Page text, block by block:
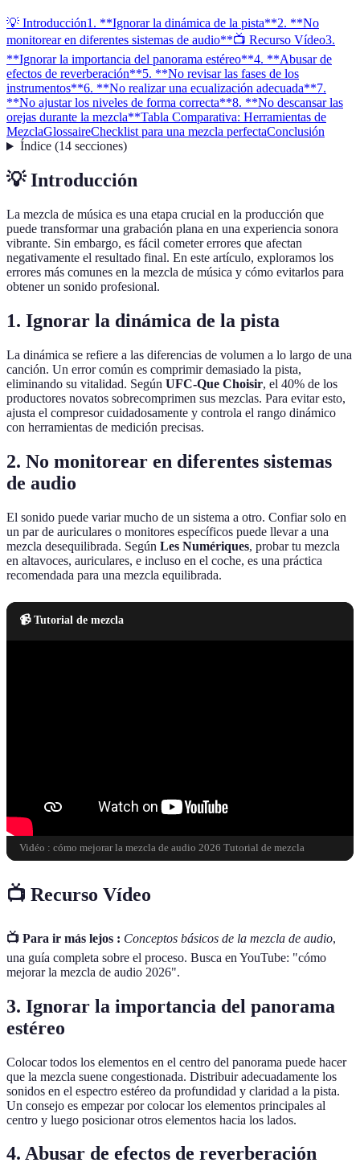
💡 Introducción1. **Ignorar la dinámica de la pista**2. **No
monitorear en diferentes sistemas de audio**📺 Recurso Vídeo3.
**Ignorar la importancia del panorama estéreo**4. **Abusar de
efectos de reverberación**5. **No revisar las fases de los
instrumentos**6. **No realizar una ecualización adecuada**7.
**No ajustar los niveles de forma correcta**8. **No descansar las
orejas durante la mezcla**Tabla Comparativa: Herramientas de
MezclaGlossaireChecklist para una mezcla perfectaConclusión
Índice(14 secciones)
💡 Introducción
La mezcla de música es una etapa crucial en la producción que
puede transformar una grabación plana en una experiencia sonora
vibrante. Sin embargo, es fácil cometer errores que afectan
negativamente el resultado final. En este artículo, exploramos los
errores más comunes en la mezcla de música y cómo evitarlos para
obtener un sonido profesional.
1. Ignorar la dinámica de la pista
La dinámica se refiere a las diferencias de volumen a lo largo de una
canción. Un error común es comprimir demasiado la pista,
eliminando su vitalidad. Según UFC-Que Choisir, el 40% de los
productores novatos sobrecomprimen sus mezclas. Para evitar esto,
ajusta el compresor cuidadosamente y controla el rango dinámico
con herramientas de medición precisas.
2. No monitorear en diferentes sistemas
de audio
El sonido puede variar mucho de un sistema a otro. Confiar solo en
un par de auriculares o monitores específicos puede llevar a una
mezcla desequilibrada. Según Les Numériques, probar tu mezcla
en altavoces, auriculares, e incluso en el coche, es una práctica
recomendada para una mezcla equilibrada.
📹 Tutorial de mezcla
Vidéo : cómo mejorar la mezcla de audio 2026 Tutorial de mezcla
📺 Recurso Vídeo
📺 Para ir más lejos : Conceptos básicos de la mezcla de audio,
una guía completa sobre el proceso. Busca en YouTube: "cómo
mejorar la mezcla de audio 2026".
3. Ignorar la importancia del panorama
estéreo
Colocar todos los elementos en el centro del panorama puede hacer
que la mezcla suene congestionada. Distribuir adecuadamente los
sonidos en el espectro estéreo da profundidad y claridad a la pista.
Un consejo es empezar por colocar los elementos principales al
centro y luego posicionar otros elementos hacia los lados.
4. Abusar de efectos de reverberación